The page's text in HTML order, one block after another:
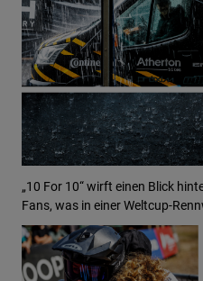
„10 For 10“ wirft einen Blick
Fans, was in einer Weltcup-